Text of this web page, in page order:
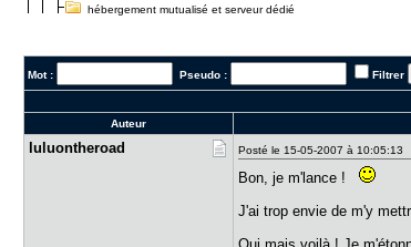
hébergement mutualisé et serveur dédié
Mot : Pseudo : Filtrer
Auteur
luluonther​oad Posté le 15-05-2007 à 10:05:13
Bon, je m'lance !
J'ai trop envie de m'y